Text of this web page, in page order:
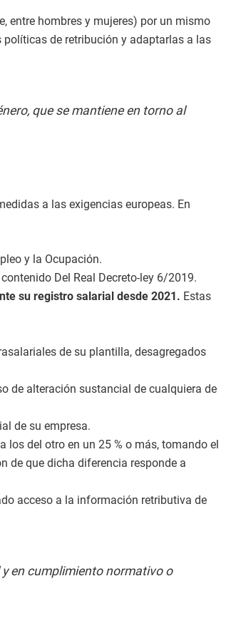
entre hombres y mujeres) por un mismo
políticas de retribución y adaptarlas a las
que se mantiene en torno al
a las exigencias europeas. En
y la Ocupación.
Del Real Decreto-ley 6/2019.
su registro salarial desde 2021. Estas
de su plantilla, desagregados
de alteración sustancial de cualquiera de
de su empresa.
los del otro en un 25 % o más, tomando el
de que dicha diferencia responde a
acceso a la información retributiva de
en cumplimiento normativo o